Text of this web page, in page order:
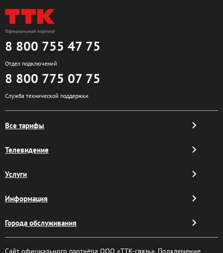
8 800 755 47 75
Отдел подключений
8 800 775 07 75
Служба технической поддержки
Все тарифы
Телевидение
Услуги
Информация
Города обслуживания
Сайт официального партнёра ООО «ТТК-связь». Подключение